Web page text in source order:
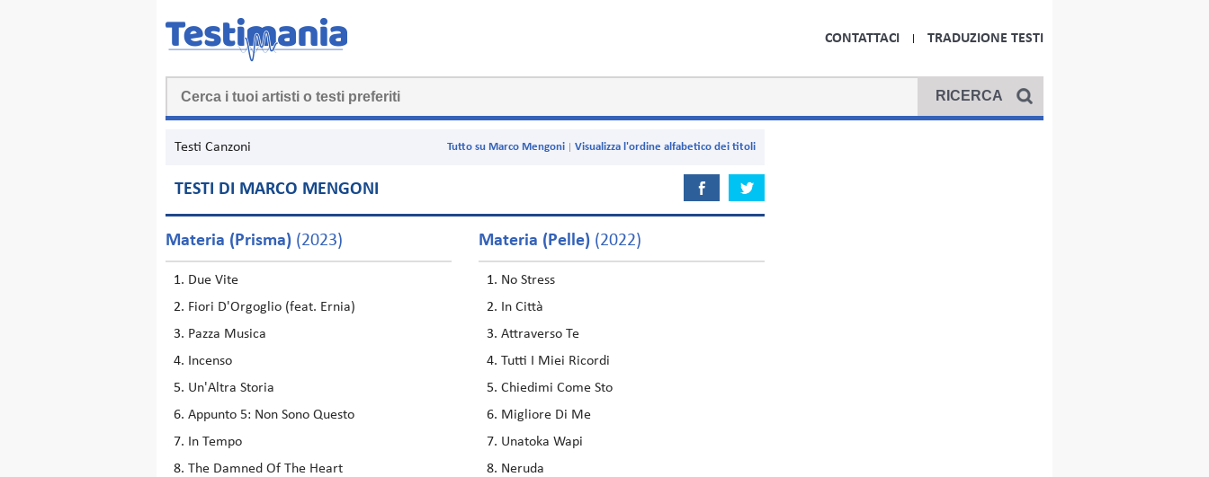
CONTATTACI TRADUZIONE TESTI
Testi Canzoni Visualizza l'ordine alfabetico dei titoli
Tutto su Marco Mengoni
TESTI DI MARCO MENGONI
Materia (Prisma) (2023)
Due Vite
Fiori D'Orgoglio (feat. Ernia)
Pazza Musica
Incenso
Un'Altra Storia
Appunto 5: Non Sono Questo
In Tempo
The Damned Of The Heart
Materia (Pelle) (2022)
No Stress
In Città
Attraverso Te
Tutti I Miei Ricordi
Chiedimi Come Sto
Migliore Di Me
Unatoka Wapi
Neruda